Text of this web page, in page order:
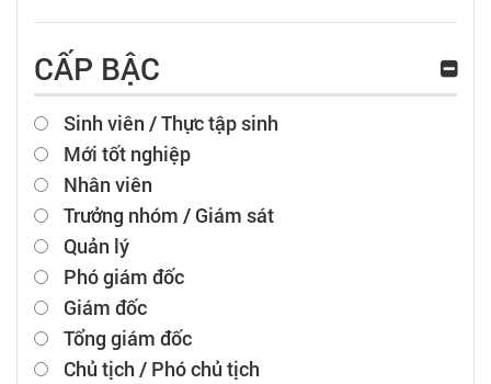
CẤP BẬC
Sinh viên / Thực tập sinh
Mới tốt nghiệp
Nhân viên
Trưởng nhóm / Giám sát
Quản lý
Phó giám đốc
Giám đốc
Tổng giám đốc
Chủ tịch / Phó chủ tịch